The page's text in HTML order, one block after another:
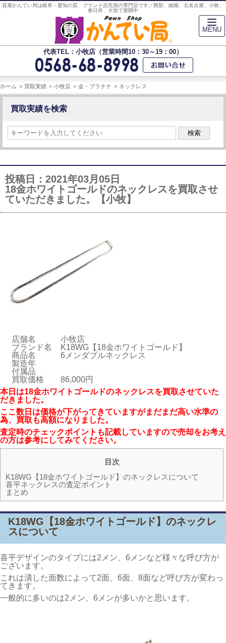
質屋かんてい局は岐阜・愛知の質、ブランド品売買の専門店です／茜部、細畑、北名古屋、小牧、
春日井、大垣で展開中
代表TEL：小牧店（営業時間10：30～19：00）
ホーム 買取実績 小牧店 金・プラチナ ネックレス
買取実績を検索
検索
投稿日：2021年03月05日
18金ホワイトゴールドのネックレスを買取させ
ていただきました。【小牧】
店舗名
小牧店
ブランド名
K18WG【18金ホワイトゴールド】
商品名
6メンダブルネックレス
製造年
付属品
買取価格
86,000円
本日は18金ホワイトゴールドのネックレスを買取させていた
だきました。
ここ数日は価格が下がってきていますがまだまだ高い水準の
為、買取も高額になりました。
査定時のチェックポイントも記載していますので売却をお考え
の方は参考にしてみてください。
目次
K18WG【18金ホワイトゴールド】のネックレスについて
喜平ネックレスの査定ポイント
まとめ
K18WG【18金ホワイトゴールド】のネックレ
スについて
喜平デザインのタイプには2メン、6メンなど様々な呼び方が
ございます。
これは潰した面数によって2面、6面、8面など呼び方が変わっ
てきます。
一般的に多いのは2メン、6メンが多いかと思います。
MENU